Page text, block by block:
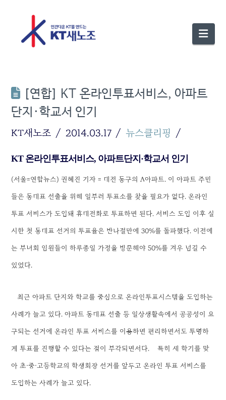
[연합] KT 온라인투표서비스, 아파트
단지·학교서 인기
KT새노조 2014.03.17 뉴스클리핑
KT 온라인투표서비스, 아파트단지·학교서 인기
(서울=연합뉴스) 권혜진 기자 = 대전 동구의 A아파트. 이 아파트 주민
들은 동대표 선출을 위해 일부러 투표소를 찾을 필요가 없다. 온라인
투표 서비스가 도입돼 휴대전화로 투표하면 된다. 서비스 도입 이후 실
시한 첫 동대표 선거의 투표율은 반나절만에 30%를 돌파했다. 이전에
는 부녀회 임원들이 하루종일 가정을 방문해야 50%를 겨우 넘길 수
있었다.
최근 아파트 단지와 학교를 중심으로 온라인투표시스템을 도입하는
사례가 늘고 있다. 아파트 동대표 선출 등 일상생활속에서 공공성이 요
구되는 선거에 온라인 투표 서비스를 이용하면 편리하면서도 투명하
게 투표를 진행할 수 있다는 점이 부각되면서다.
특히 새 학기를 맞
아 초·중·고등학교의 학생회장 선거를 앞두고 온라인 투표 서비스를
도입하는 사례가 늘고 있다.